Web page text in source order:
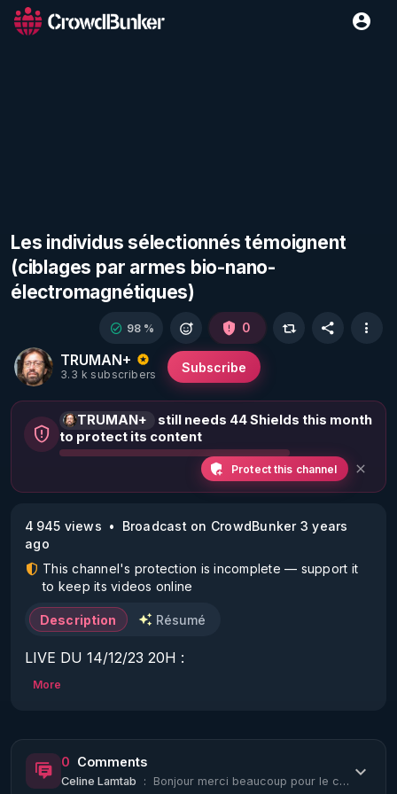
Les individus sélectionnés témoignent
(ciblages par armes bio-nano-
électromagnétiques)
TRUMAN+
3.3 k subscribers
Subscribe
98 % 0
TRUMAN+
still needs 44 Shields this month
to protect its content
Protect this channel
4 945 views
Broadcast on CrowdBunker 3 years
ago
This channel's protection is incomplete — support it
to keep its videos online
Description Résumé
LIVE DU 14/12/23 20H :
Sujets :
Invités : docteur Yves Couvreur, Régis Haenen,
Aurélie Ganga, Marie-Hélène Legrand.
More
0 Comments
Celine Lamtab : Bonjour merci beaucoup pour le courage de ces témoignages ! C'est bizarre c'est ...